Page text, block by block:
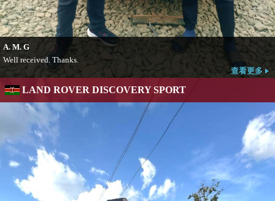
A. M. G
Well received. Thanks.
查看更多
LAND ROVER DISCOVERY SPORT